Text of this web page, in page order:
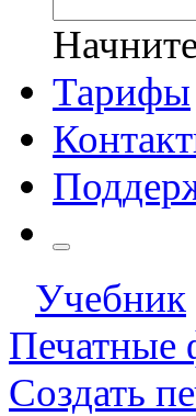
Тарифы
Учебник
Печатные
Создать